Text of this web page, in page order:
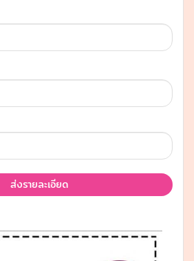
ส่งรายละเอียด